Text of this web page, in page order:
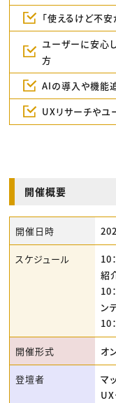
「使えるけど不
ユーザーに安心
方
AIの導入や機能
UXリサーチや
開催概要
開催日時
スケジュール
10
紹
10
ン
10
開催形式 オ
登壇者
マ
UX